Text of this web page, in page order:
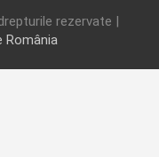
rezervate |
România